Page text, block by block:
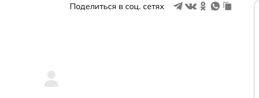
Поделиться в соц. сетях